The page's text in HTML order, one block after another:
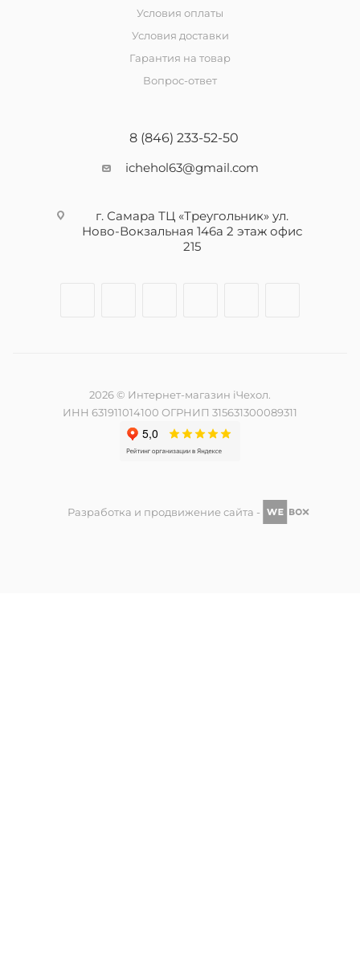
Условия оплаты
Условия доставки
Гарантия на товар
Вопрос-ответ
8 (846) 233-52-50
ichehol63@gmail.com
г. Самара ТЦ «Треугольник» ул.
Ново-Вокзальная 146а 2 этаж офис
215
2026 © Интернет-магазин iЧехол.
ИНН 631911014100 ОГРНИП 315631300089311
Разработка и продвижение сайта -